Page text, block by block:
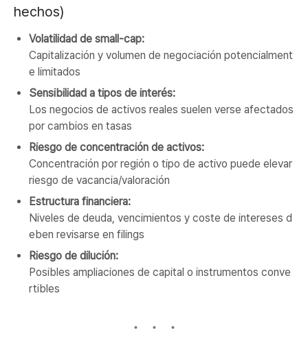
hechos)
Volatilidad de small-cap:
Capitalización y volumen de negociación potencialment
e limitados
Sensibilidad a tipos de interés:
Los negocios de activos reales suelen verse afectados
por cambios en tasas
Riesgo de concentración de activos:
Concentración por región o tipo de activo puede elevar
riesgo de vacancia/valoración
Estructura financiera:
Niveles de deuda, vencimientos y coste de intereses d
eben revisarse en filings
Riesgo de dilución:
Posibles ampliaciones de capital o instrumentos conve
rtibles